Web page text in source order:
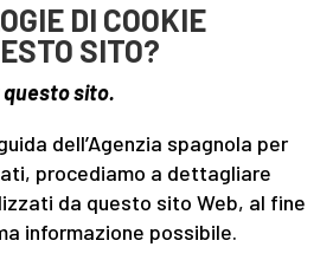
DI COOKIE
SITO?
questo sito.
dell’Agenzia spagnola per
procediamo a dettagliare
da questo sito Web, al fine
informazione possibile.